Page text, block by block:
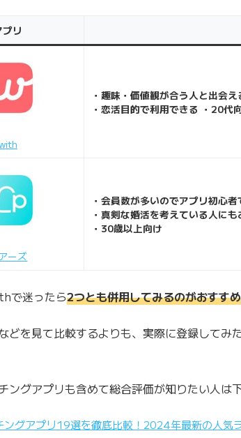
プリ
・趣味・価値観が合う人と出会え
・恋活目的で利用できる ・20代
ーズ
・会員数が多いのでアプリ初心
・真剣な婚活を考えている人にも
・30歳以上向け
で迷ったら2つとも併用してみるのがおすすめ
どを見て比較するよりも、実際に登録してみ
ングアプリも含めて総合評価が知りたい人は
ングアプリ19選を徹底比較！2024年最新の人気